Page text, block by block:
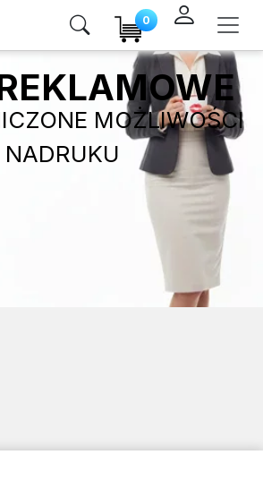
0
MOŻLIWOŚCI
NADRUKU